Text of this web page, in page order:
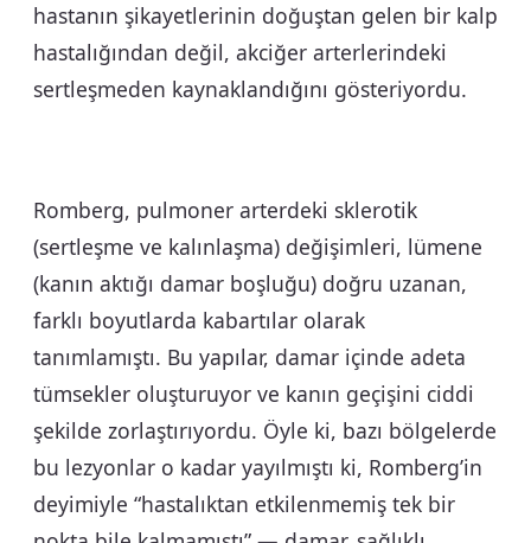
hastanın şikayetlerinin doğuştan gelen bir kalp
hastalığından değil, akciğer arterlerindeki
sertleşmeden kaynaklandığını gösteriyordu.
Romberg, pulmoner arterdeki sklerotik
(sertleşme ve kalınlaşma) değişimleri, lümene
(kanın aktığı damar boşluğu) doğru uzanan,
farklı boyutlarda kabartılar olarak
tanımlamıştı. Bu yapılar, damar içinde adeta
tümsekler oluşturuyor ve kanın geçişini ciddi
şekilde zorlaştırıyordu. Öyle ki, bazı bölgelerde
bu lezyonlar o kadar yayılmıştı ki, Romberg’in
deyimiyle “hastalıktan etkilenmemiş tek bir